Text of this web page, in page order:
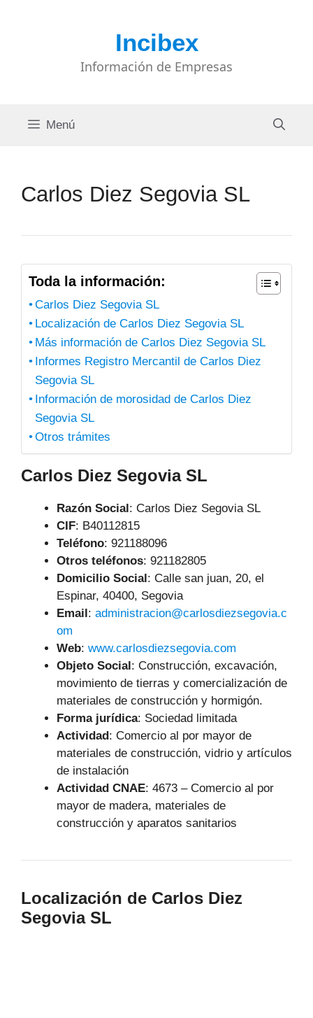
Incibex
Información de Empresas
Menú
Carlos Diez Segovia SL
Toda la información:
Carlos Diez Segovia SL
Localización de Carlos Diez Segovia SL
Más información de Carlos Diez Segovia SL
Informes Registro Mercantil de Carlos Diez
Segovia SL
Información de morosidad de Carlos Diez
Segovia SL
Otros trámites
Carlos Diez Segovia SL
Razón Social: Carlos Diez Segovia SL
CIF: B40112815
Teléfono: 921188096
Otros teléfonos: 921182805
Domicilio Social: Calle san juan, 20, el
Espinar, 40400, Segovia
Email: administracion@carlosdiezsegovia.c
om
Web: www.carlosdiezsegovia.com
Objeto Social: Construcción, excavación,
movimiento de tierras y comercialización de
materiales de construcción y hormigón.
Forma jurídica: Sociedad limitada
Actividad: Comercio al por mayor de
materiales de construcción, vidrio y artículos
de instalación
Actividad CNAE: 4673 – Comercio al por
mayor de madera, materiales de
construcción y aparatos sanitarios
Localización de Carlos Diez
Segovia SL